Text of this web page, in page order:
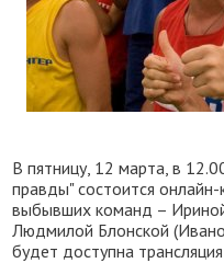
В пятницу, 12 марта, в
правды" состоится
выбывших команд –
Людмилой Блонской
будет доступна